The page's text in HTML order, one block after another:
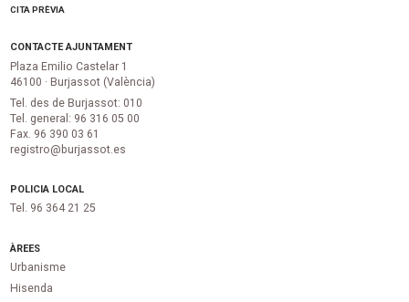
CITA PRÈVIA
CONTACTE AJUNTAMENT
Plaza Emilio Castelar 1
46100 · Burjassot (València)
Tel. des de Burjassot: 010
Tel. general: 96 316 05 00
Fax. 96 390 03 61
registro@burjassot.es
POLICIA LOCAL
Tel. 96 364 21 25
ÀREES
Urbanisme
Hisenda